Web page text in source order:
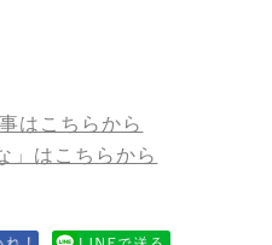
はこちらから
」はこちらから